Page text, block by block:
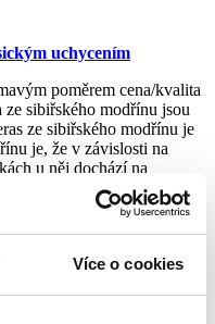
Více o cookies
uchycením
poměrem cena/kvalita
sibiřského modřínu jsou
ze sibiřského modřínu je
je, že v závislosti na
u něj dochází na
a k prasklinám na koncích
na e-mailvaši poptávkou